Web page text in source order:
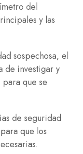
del
y las
sospechosa, el
de investigar y
que se
de seguridad
que los